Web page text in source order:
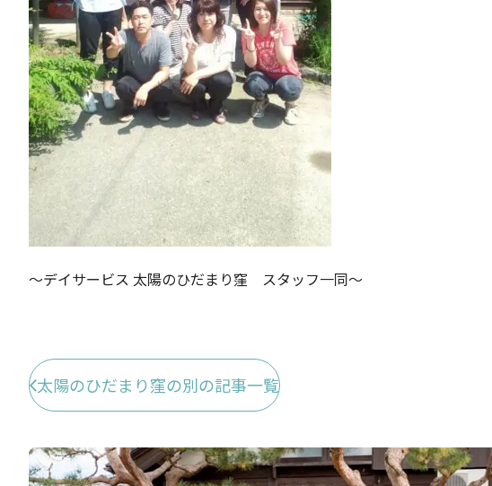
～デイサービス 太陽のひだまり窪 スタッフ一同～
太陽のひだまり窪の別の記事一覧